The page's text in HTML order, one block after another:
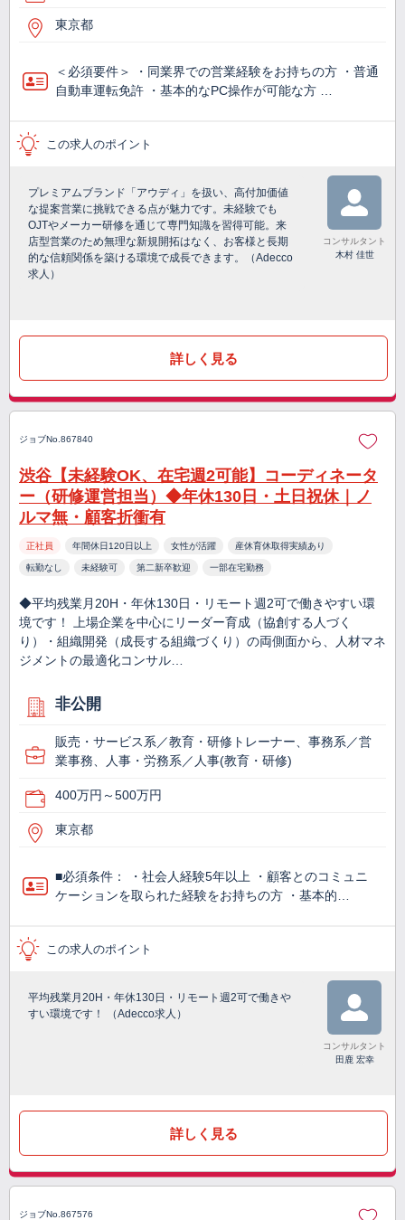
東京都
＜必須要件＞ ・同業界での営業経験をお持ちの方 ・普通
自動車運転免許 ・基本的なPC操作が可能な方 …
この求人のポイント
プレミアムブランド「アウディ」を扱い、高付加価値
な提案営業に挑戦できる点が魅力です。未経験でも
OJTやメーカー研修を通じて専門知識を習得可能。来
店型営業のため無理な新規開拓はなく、お客様と長期
的な信頼関係を築ける環境で成長できます。（Adecco
求人）
コンサルタント
木村 佳世
詳しく見る
ジョブNo.867840
渋谷【未経験OK、在宅週2可能】コーディネータ
ー（研修運営担当）◆年休130日・土日祝休｜ノ
ルマ無・顧客折衝有
正社員 年間休日120日以上 女性が活躍 産休育休取得実績あり
転勤なし 未経験可 第二新卒歓迎 一部在宅勤務
◆平均残業月20H・年休130日・リモート週2可で働きやすい環
境です！ 上場企業を中心にリーダー育成（協創する人づく
り）・組織開発（成長する組織づくり）の両側面から、人材マネ
ジメントの最適化コンサル…
非公開
販売・サービス系／教育・研修トレーナー、事務系／営
業事務、人事・労務系／人事(教育・研修)
400万円～500万円
東京都
■必須条件： ・社会人経験5年以上 ・顧客とのコミュニ
ケーションを取られた経験をお持ちの方 ・基本的…
この求人のポイント
平均残業月20H・年休130日・リモート週2可で働きや
すい環境です！ （Adecco求人）
コンサルタント
田鹿 宏幸
詳しく見る
ジョブNo.867576